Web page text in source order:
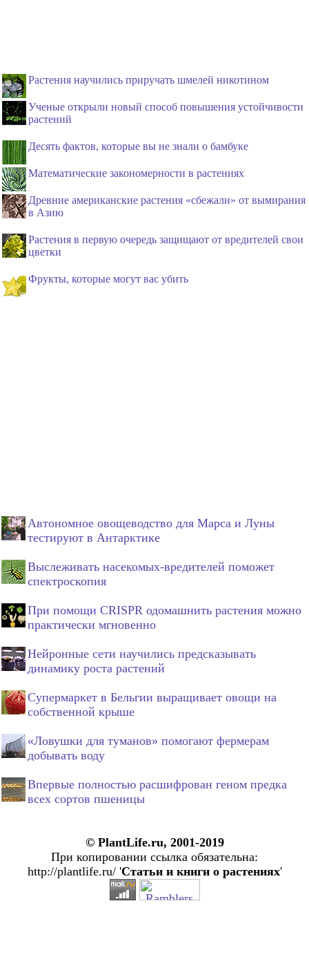
Растения научились приручать шмелей никотином
Ученые открыли новый способ повышения устойчивости
растений
Десять фактов, которые вы не знали о бамбуке
Математические закономерности в растениях
Древние американские растения «сбежали» от вымирания
в Азию
Растения в первую очередь защищают от вредителей свои
цветки
Фрукты, которые могут вас убить
Автономное овощеводство для Марса и Луны
тестируют в Антарктике
Выслеживать насекомых-вредителей поможет
спектроскопия
При помощи CRISPR одомашнить растения можно
практически мгновенно
Нейронные сети научились предсказывать
динамику роста растений
Супермаркет в Бельгии выращивает овощи на
собственной крыше
«Ловушки для туманов» помогают фермерам
добывать воду
Впервые полностью расшифрован геном предка
всех сортов пшеницы
© PlantLife.ru, 2001-2019
При копировании ссылка обязательна:
http://plantlife.ru/ 'Статьи и книги о растениях'